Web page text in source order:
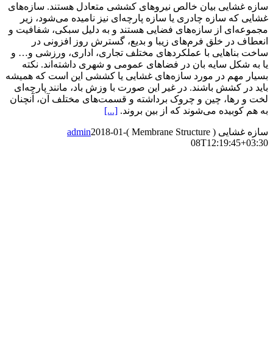
‌سازه‌ غشایی بیان خالص نیروهای کششی متعادل هستند. ‌سازه‌های
غشایی که سازه چادری یا سازه پارچه‌ای نیز نامیده می‌شود، زیر
مجموعه‌ای از سازه‌های فضایی هستند و به دلیل سبکی، شفافیت و
انعطاف در خلق فرم‌های زیبا و بدیع، گسترش روز افزونی در
ساخت بناهایی با عملکردهای مختلف تجاری، اداری، ورزشی و… و
یا به شکل سایه بان در فضاهای عمومی و شهری داشته‌اند. نکته
بسیار مهم در مورد ‌سازه‌های غشایی یا کششی این است که همیشه
باید در کشش باشند‌. در غیر این صورت با وزش باد، مانند پارچه‌ای
لخت و رها‌، چین و چروک برداشته و قسمت‌های مختلف آن‌، آنچنان
به هم کوبیده می‌شوند که از بین بروند. [...]
‌سازه‌ غشایی ( Membrane Structure ) admin2018-01-
08T12:19:45+03:30